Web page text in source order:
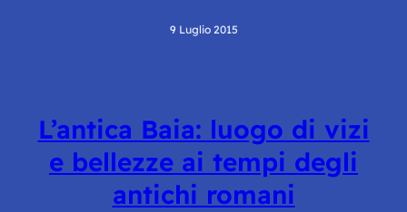
9 Luglio 2015
L’antica Baia: luogo di vizi
e bellezze ai tempi degli
antichi romani